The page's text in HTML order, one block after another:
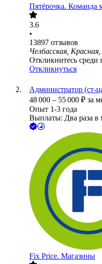
Пятёрочка. Команда
3.6
•
13897 отзывов
Челбасская, Красная,
Откликнитесь среди
Откликнуться
Администратор (ст-
48 000 – 55 000 ₽ за
Опыт 1-3 года
Выплаты: Два раза в
Fix Price. Магазины